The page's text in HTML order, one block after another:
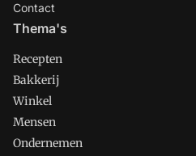
Contact
Thema's
Recepten
Bakkerij
Winkel
Mensen
Ondernemen